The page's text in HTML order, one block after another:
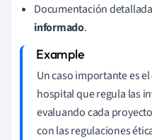
Documentación
informado.
Un caso importante es
hospital que regula las
evaluando cada
con las regulaciones